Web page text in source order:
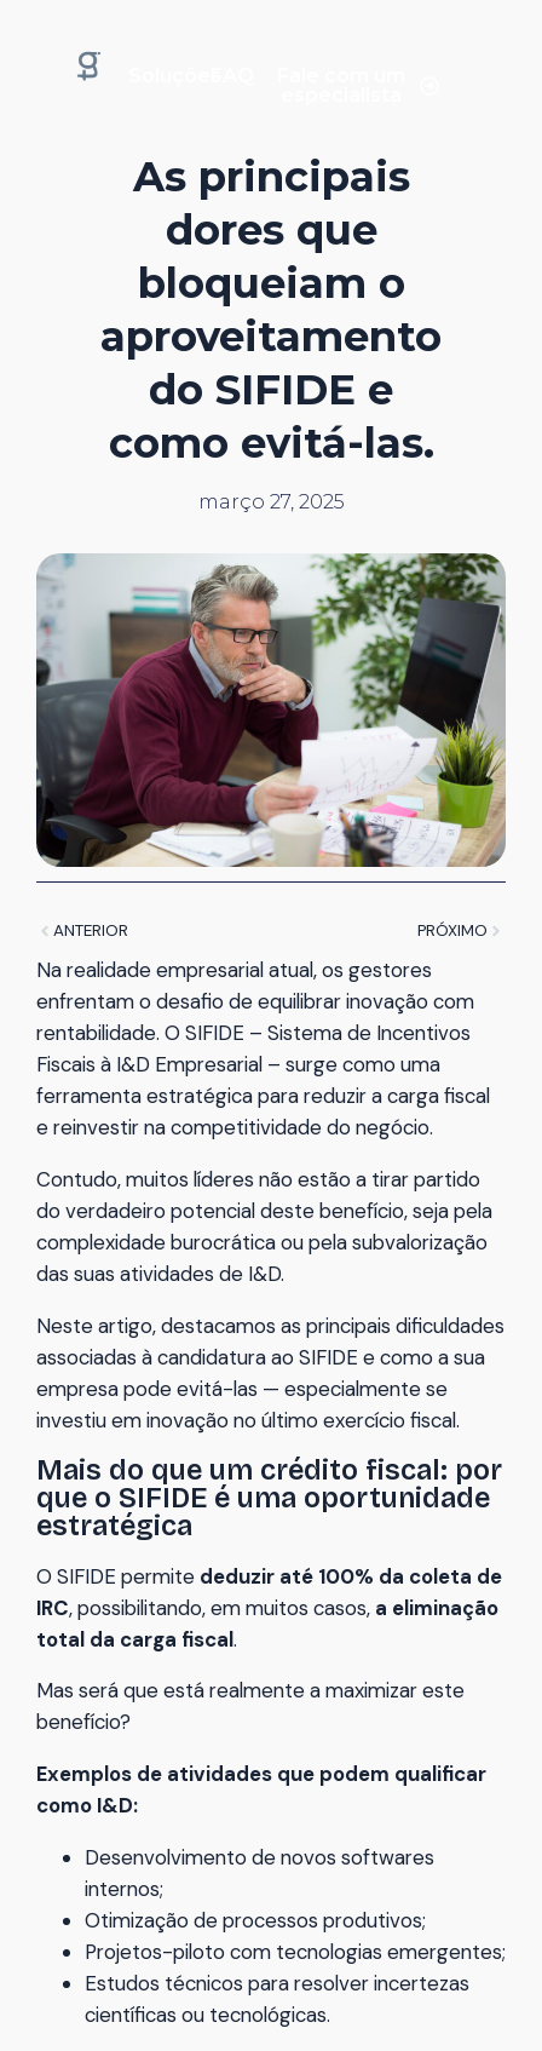
As principais
dores que
bloqueiam o
aproveitamento
do SIFIDE e
como evitá-las.
março 27, 2025
ANTERIOR PRÓXIMO
Na realidade empresarial atual, os gestores
enfrentam o desafio de equilibrar inovação com
rentabilidade. O SIFIDE – Sistema de Incentivos
Fiscais à I&D Empresarial – surge como uma
ferramenta estratégica para reduzir a carga fiscal
e reinvestir na competitividade do negócio.
Contudo, muitos líderes não estão a tirar partido
do verdadeiro potencial deste benefício, seja pela
complexidade burocrática ou pela subvalorização
das suas atividades de I&D.
Neste artigo, destacamos as principais dificuldades
associadas à candidatura ao SIFIDE e como a sua
empresa pode evitá-las — especialmente se
investiu em inovação no último exercício fiscal.
Mais do que um crédito fiscal: por
que o SIFIDE é uma oportunidade
estratégica
O SIFIDE permite deduzir até 100% da coleta de
IRC, possibilitando, em muitos casos, a eliminação
total da carga fiscal.
Mas será que está realmente a maximizar este
benefício?
Exemplos de atividades que podem qualificar
como I&D:
Desenvolvimento de novos softwares
internos;
Otimização de processos produtivos;
Projetos-piloto com tecnologias emergentes;
Estudos técnicos para resolver incertezas
científicas ou tecnológicas.